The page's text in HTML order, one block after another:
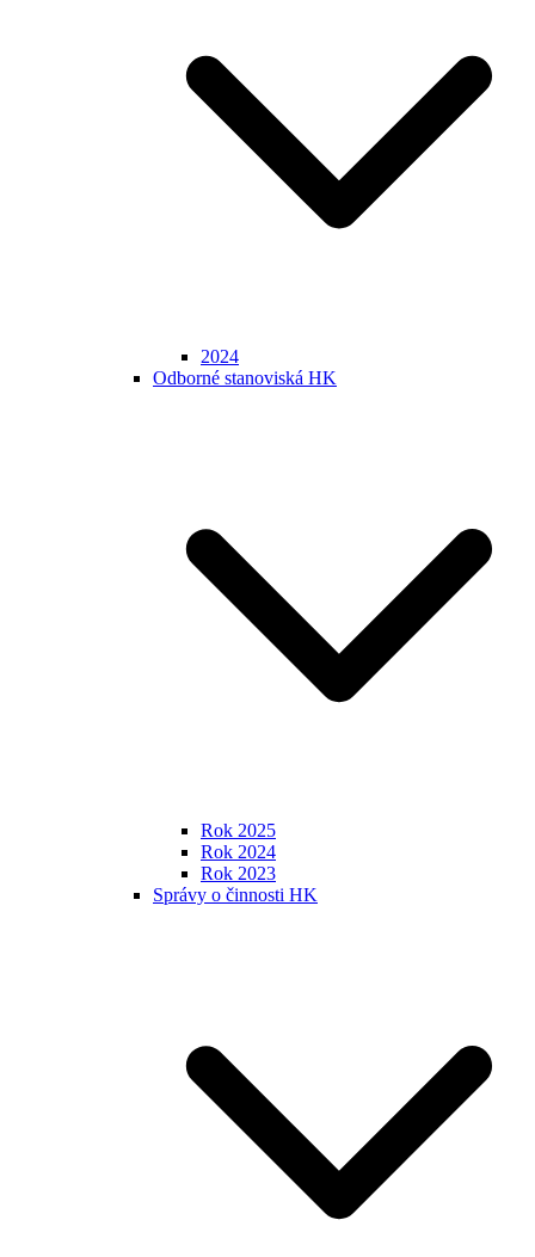
2024
Odborné stanoviská HK
Rok 2025
Rok 2024
Rok 2023
Správy o činnosti HK